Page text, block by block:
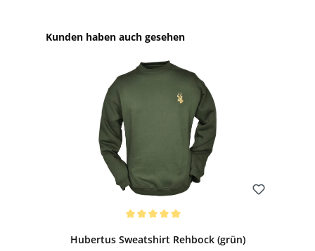
Produktgalerie überspringen
Kunden haben auch gesehen
Hubertus Sweatshirt Rehbock (grün)